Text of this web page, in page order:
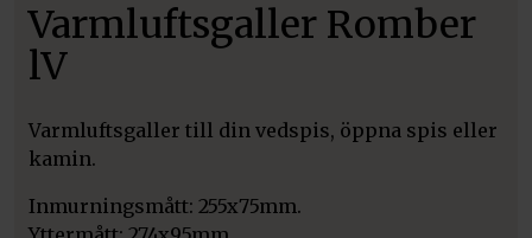
Varmluftsgaller Romber
lV
Varmluftsgaller till din vedspis, öppna spis eller
kamin.
Inmurningsmått: 255x75mm.